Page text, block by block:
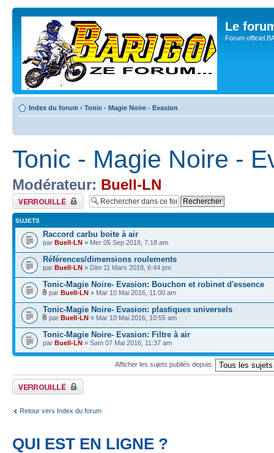
Le
Forum officiel
Index du forum ‹ Tonic - Magie Noire - Evasion
Tonic - Magie Noire -
Modérateur: Buell-LN
Forum verrouillé
SUJETS
Raccord carbu boite à air
par Buell-LN » Mer 05 Sep 2018, 7:18 am
Références/dimensions roulements
par Buell-LN » Dim 11 Mars 2018, 6:44 pm
Tonic-Magie Noire- Evasion: Bouchon et robinet d'essence
par Buell-LN » Mar 10 Mai 2016, 11:00 am
Tonic-Magie Noire- Evasion: plastiques universels
par Buell-LN » Mar 10 Mai 2016, 10:55 am
Tonic-Magie Noire- Evasion: Filtre à air
par Buell-LN » Sam 07 Mai 2016, 11:37 am
Afficher les sujets publiés depuis:
Forum verrouillé
Retour vers Index du forum
QUI EST EN LIGNE ?